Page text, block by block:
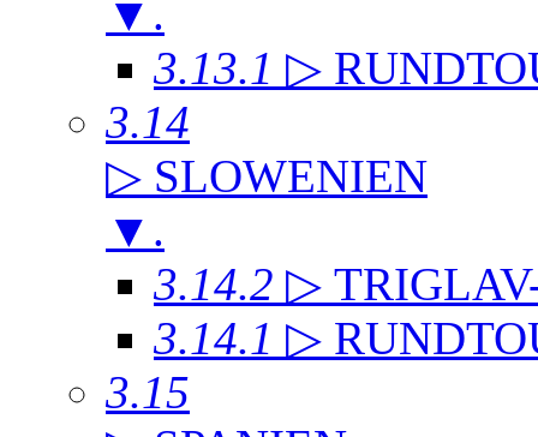
▼ .
3.13.1 ▷
3.14
▷ SLOWENIEN
▼ .
3.14.2 ▷
3.14.1 ▷
3.15